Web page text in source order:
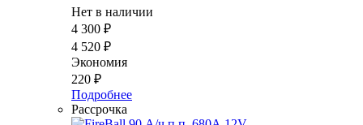
Нет в наличии
4 300 ₽
4 520 ₽
Экономия
220 ₽
Подробнее
Рассрочка